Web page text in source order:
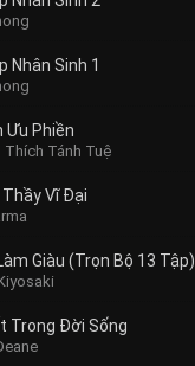
Nhân Sinh 1
Ưu Phiền
Thích Tánh Tuệ
Thầy Vĩ Đại
Giàu (Trọn Bộ 13 Tập)
Trong Đời Sống